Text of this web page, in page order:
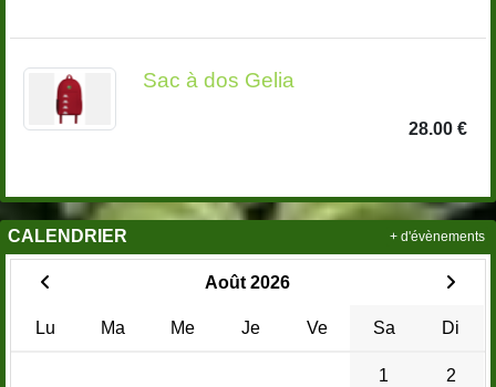
Sac à dos Gelia
28.00 €
CALENDRIER
Août 2026
Lu Ma Me Je Ve Sa Di
1 2
+ d'évènements